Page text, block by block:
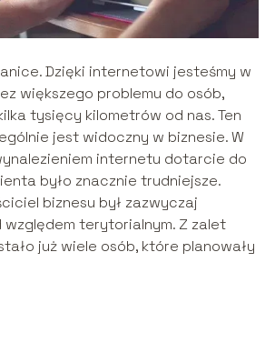
Dzięki internetowi jesteśmy w
większego problemu do osób,
tysięcy kilometrów od nas. Ten
jest widoczny w biznesie. W
internetu dotarcie do
było znacznie trudniejsze.
biznesu był zazwyczaj
terytorialnym. Z zalet
już wiele osób, które planowały